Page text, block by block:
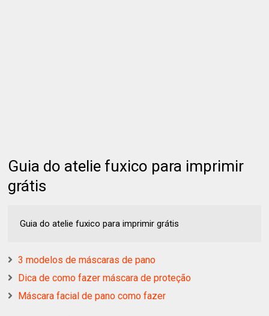
Guia do atelie fuxico para imprimir
grátis
Guia do atelie fuxico para imprimir grátis
3 modelos de máscaras de pano
Dica de como fazer máscara de proteção
Máscara facial de pano como fazer